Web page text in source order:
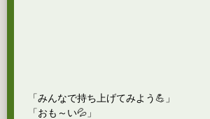
「みんなで持ち上げてみよう💪」
「おも～い💦」